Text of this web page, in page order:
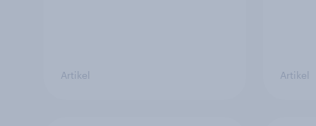
Artikel Artikel